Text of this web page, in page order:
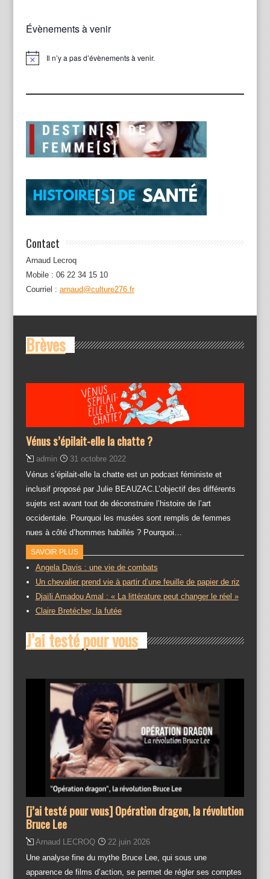
Évènements à venir
Notice Il n’y a pas d’évènements à venir.
Contact
Arnaud Lecroq
Mobile : 06 22 34 15 10
Courriel : arnaud@culture276.fr
Brèves
Vénus s’épilait-elle la chatte ?
admin
31 octobre 2022
Vénus s’épilait-elle la chatte est un podcast féministe et
inclusif proposé par Julie BEAUZAC.L’objectif des différents
sujets est avant tout de déconstruire l’histoire de l’art
occidentale. Pourquoi les musées sont remplis de femmes
nues à côté d’hommes habillés ? Pourquoi…
SAVOIR PLUS
Angela Davis : une vie de combats
Un chevalier prend vie à partir d’une feuille de papier de riz
Djaïli Amadou Amal : « La littérature peut changer le réel »
Claire Bretécher, la futée
J’ai testé pour vous
[j’ai testé pour vous] Opération dragon, la révolution
Bruce Lee
Arnaud LECROQ
22 juin 2026
Une analyse fine du mythe Bruce Lee, qui sous une
apparence de films d’action, se permet de régler ses comptes